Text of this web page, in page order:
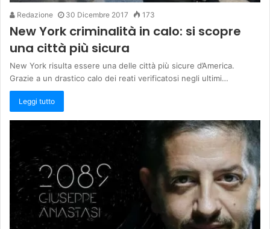
Redazione 30 Dicembre 2017 173
New York criminalità in calo: si scopre
una città più sicura
New York risulta essere una delle città più sicure d’America.
Grazie a un drastico calo dei reati verificatosi negli ultimi…
Leggi tutto